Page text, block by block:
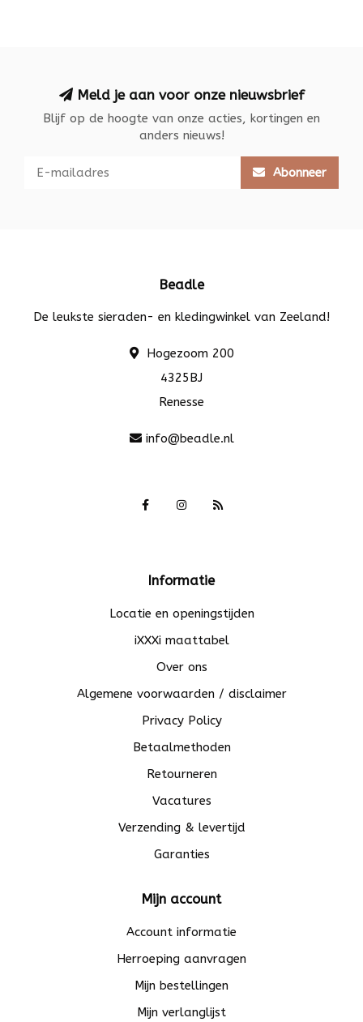
Meld je aan voor onze nieuwsbrief
Blijf op de hoogte van onze acties, kortingen en
anders nieuws!
Abonneer
Beadle
De leukste sieraden- en kledingwinkel van Zeeland!
Hogezoom 200
4325BJ
Renesse
info@beadle.nl
Informatie
Locatie en openingstijden
iXXXi maattabel
Over ons
Algemene voorwaarden / disclaimer
Privacy Policy
Betaalmethoden
Retourneren
Vacatures
Verzending & levertijd
Garanties
Mijn account
Account informatie
Herroeping aanvragen
Mijn bestellingen
Mijn verlanglijst